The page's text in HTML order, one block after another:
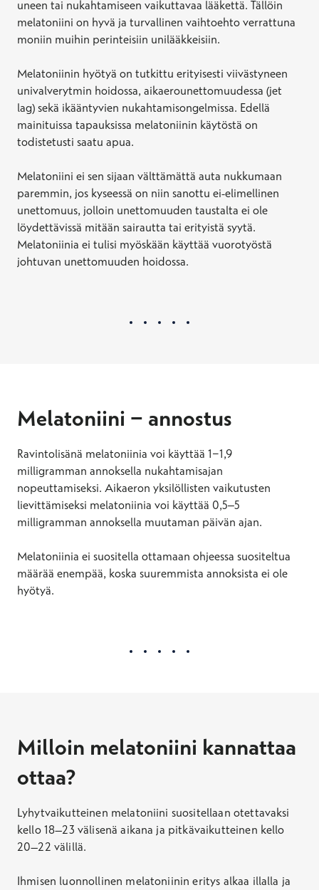
uneen tai nukahtamiseen vaikuttavaa lääkettä. Tällöin
melatoniini on hyvä ja turvallinen vaihtoehto verrattuna
moniin muihin perinteisiin unilääkkeisiin.
Melatoniinin hyötyä on tutkittu erityisesti viivästyneen
univalverytmin hoidossa, aikaerounettomuudessa (jet
lag) sekä ikääntyvien nukahtamisongelmissa. Edellä
mainituissa tapauksissa melatoniinin käytöstä on
todistetusti saatu apua.
Melatoniini ei sen sijaan välttämättä auta nukkumaan
paremmin, jos kyseessä on niin sanottu ei-elimellinen
unettomuus, jolloin unettomuuden taustalta ei ole
löydettävissä mitään sairautta tai erityistä syytä.
Melatoniinia ei tulisi myöskään käyttää vuorotyöstä
johtuvan unettomuuden hoidossa.
Melatoniini − annostus
Ravintolisänä melatoniinia voi käyttää 1−1,9
milligramman annoksella nukahtamisajan
nopeuttamiseksi. Aikaeron yksilöllisten vaikutusten
lievittämiseksi melatoniinia voi käyttää 0,5‒5
milligramman annoksella muutaman päivän ajan.
Melatoniinia ei suositella ottamaan ohjeessa suositeltua
määrää enempää, koska suuremmista annoksista ei ole
hyötyä.
Milloin melatoniini kannattaa
ottaa?
Lyhytvaikutteinen melatoniini suositellaan otettavaksi
kello 18–23 välisenä aikana ja pitkävaikutteinen kello
20–22 välillä.
Ihmisen luonnollinen melatoniinin eritys alkaa illalla ja